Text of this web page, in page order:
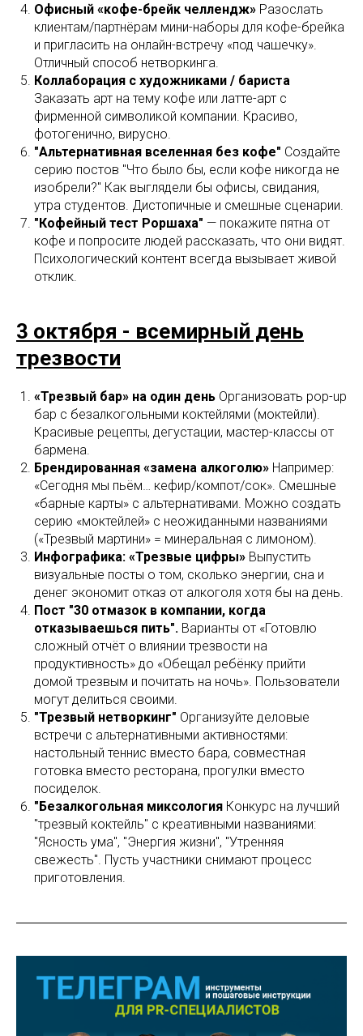
Офисный «кофе-брейк челлендж» Разослать
клиентам/партнёрам мини-наборы для кофе-брейка
и пригласить на онлайн-встречу «под чашечку».
Отличный способ нетворкинга.
Коллаборация с художниками / бариста
Заказать арт на тему кофе или латте-арт с
фирменной символикой компании. Красиво,
фотогенично, вирусно.
"Альтернативная вселенная без кофе" Создайте
серию постов "Что было бы, если кофе никогда не
изобрели?" Как выглядели бы офисы, свидания,
утра студентов. Дистопичные и смешные сценарии.
"Кофейный тест Роршаха" — покажите пятна от
кофе и попросите людей рассказать, что они видят.
Психологический контент всегда вызывает живой
отклик.
3 октября - всемирный день
трезвости
«Трезвый бар» на один день Организовать pop-up
бар с безалкогольными коктейлями (моктейли).
Красивые рецепты, дегустации, мастер-классы от
бармена.
Брендированная «замена алкоголю» Например:
«Сегодня мы пьём… кефир/компот/сок». Смешные
«барные карты» с альтернативами. Можно создать
серию «моктейлей» с неожиданными названиями
(«Трезвый мартини» = минеральная с лимоном).
Инфографика: «Трезвые цифры» Выпустить
визуальные посты о том, сколько энергии, сна и
денег экономит отказ от алкоголя хотя бы на день.
Пост "30 отмазок в компании, когда
отказываешься пить". Варианты от «Готовлю
сложный отчёт о влиянии трезвости на
продуктивность» до «Обещал ребёнку прийти
домой трезвым и почитать на ночь». Пользователи
могут делиться своими.
"Трезвый нетворкинг" Организуйте деловые
встречи с альтернативными активностями:
настольный теннис вместо бара, совместная
готовка вместо ресторана, прогулки вместо
посиделок.
"Безалкогольная миксология Конкурс на лучший
"трезвый коктейль" с креативными названиями:
"Ясность ума", "Энергия жизни", "Утренняя
свежесть". Пусть участники снимают процесс
приготовления.